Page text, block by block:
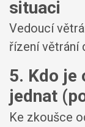
situaci
Vedoucí
řízení větrání
5. Kdo je
jednat
Ke zkoušce